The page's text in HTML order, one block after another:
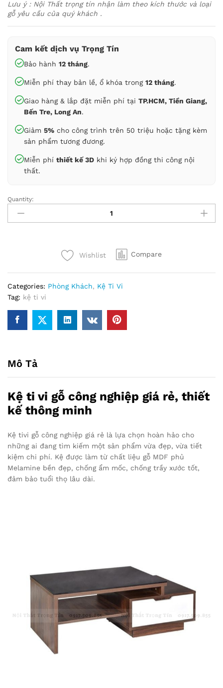
Lưu ý : Nội Thất trọng tín nhận làm theo kích thước và loại
gỗ yêu cầu của quý khách .
Cam kết dịch vụ Trọng Tín
Bảo hành 12 tháng.
Miễn phí thay bản lề, ổ khóa trong 12 tháng.
Giao hàng & lắp đặt miễn phí tại TP.HCM, Tiền Giang,
Bến Tre, Long An.
Giảm 5% cho công trình trên 50 triệu hoặc tặng kèm
sản phẩm tương đương.
Miễn phí thiết kế 3D khi ký hợp đồng thi công nội
thất.
Kệ
vi
-
KTVCN02
quantity
Quantity:
Wishlist Compare
Categories: Phòng Khách, Kệ Ti Vi
Tag: kệ ti vi
Mô Tả
Kệ ti vi gỗ công nghiệp giá rẻ, thiết
kế thông minh
Kệ tivi gỗ công nghiệp giá rẻ là lựa chọn hoàn hảo cho
những ai đang tìm kiếm một sản phẩm vừa đẹp, vừa tiết
kiệm chi phí. Kệ được làm từ chất liệu gỗ MDF phủ
Melamine bền đẹp, chống ẩm mốc, chống trầy xước tốt,
đảm bảo tuổi thọ lâu dài.